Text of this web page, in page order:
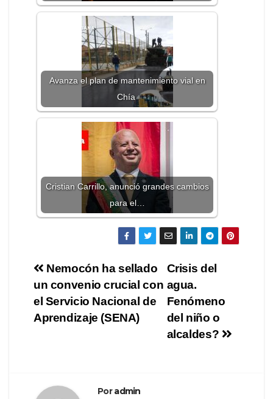
Avanza el plan de mantenimiento vial en
Chía
Cristian Carrillo, anunció grandes cambios
para el…
Crisis del
agua.
Fenómeno
del niño o
alcaldes?
Nemocón ha sellado
un convenio crucial con
el Servicio Nacional de
Aprendizaje (SENA)
Poradmin